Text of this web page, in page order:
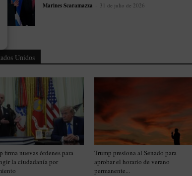
Marines Scaramazza 31 de julio de 2026
Unidos
firma nuevas órdenes para
la ciudadanía por
Trump presiona al Senado para
aprobar el horario de verano
permanente...